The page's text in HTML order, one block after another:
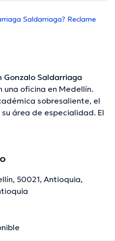
Saldarriaga? Reclame
Gonzalo Saldarriaga
una oficina en Medellín.
sobresaliente, el
área de especialidad. El
Saldarriaga ha
en su campo de
diversas ediciones.
usados por el doctor.
50021, Antioquia,